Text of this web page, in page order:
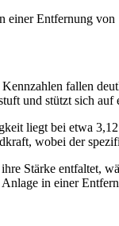
einer Entfernung
fallen
und stützt sich
liegt bei etwa
wobei der
Stärke
in einer